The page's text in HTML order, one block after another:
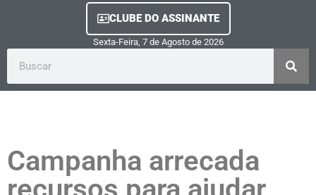
CLUBE DO ASSINANTE
Sexta-Feira, 7de Agostode 2026
Campanha arrecada